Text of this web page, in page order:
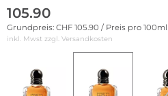
105.90
Grundpreis: CHF 105.90 / Preis pro 100ml
inkl. Mwst zzgl. Versandkosten